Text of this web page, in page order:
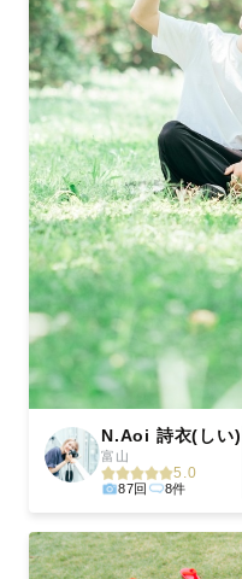
N.Aoi 詩衣(しい)
富山
5.0
87回 8件